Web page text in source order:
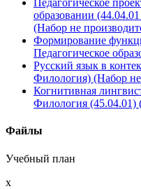
Педагогическое
образовании
(Набор не
Формирование
Педагогическое
Русский язык в
Филология) (Набор
Когнитивная
Филология (45.04.01)
Файлы
Учебный план
x